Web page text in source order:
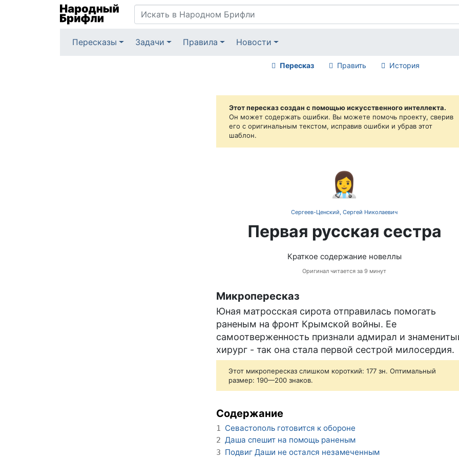
Пересказы Задачи Правила Новости
Пересказ Править История
Этот пересказ создан с помощью искусственного интеллекта.
Он может содержать ошибки. Вы можете помочь проекту, сверив
его с оригинальным текстом, исправив ошибки и убрав этот
шаблон.
👩‍⚕️
Сергеев-Ценский, Сергей Николаевич
Первая русская сестра
Краткое содержание новеллы
Оригинал читается за 9 минут
Микропересказ
Юная матросская сирота отправилась помогать
раненым на фронт Крымской войны. Ее
самоотверженность признали адмирал и
хирург - так она стала первой сестрой милосердия.
Этот микропересказ слишком короткий: 177 зн. Оптимальный
размер: 190—200 знаков.
Содержание
1 Севастополь готовится к обороне
2 Даша спешит на помощь раненым
3 Подвиг Даши не остался незамеченным